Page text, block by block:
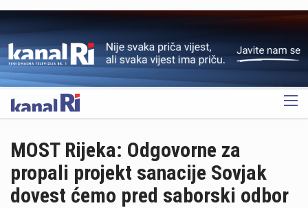
OGLAS
MOST Rijeka: Odgovorne za
propali projekt sanacije Sovjak
dovest ćemo pred saborski odbor